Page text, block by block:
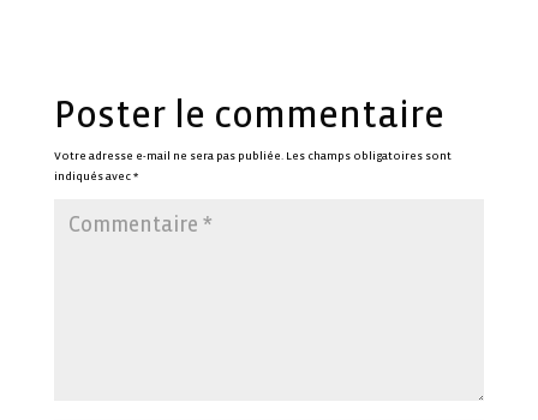
Poster le commentaire
Votre adresse e-mail ne sera pas publiée. Les champs obligatoires sont
indiqués avec*